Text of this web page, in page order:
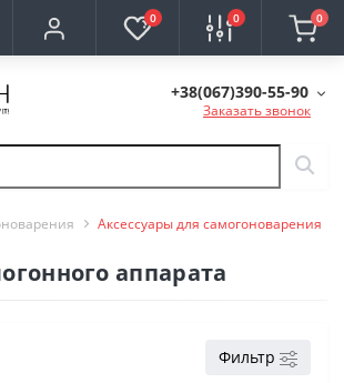
0 0 0
+38(067)390-55-90
Заказать звонок
Аксессуары для самогоноварения
аппарата
Фильтр